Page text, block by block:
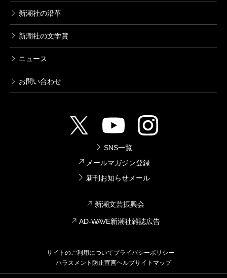
新潮社の沿革
新潮社の文学賞
ニュース
お問い合わせ
SNS一覧
メールマガジン登録
新刊お知らせメール
新潮文芸振興会
AD-WAVE新潮社雑誌広告
サイトのご利用についてプライバシーポリシー
ハラスメント防止宣言ヘルプサイトマップ